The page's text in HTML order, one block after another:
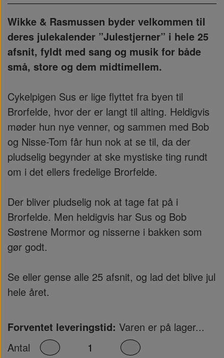
Wikke & Rasmussen byder velkommen til
deres julekalender ”Julestjerner” i hele 25
afsnit, fyldt med sang og musik for både
små, store og dem midtimellem.
Cykelpigen Sus er lige flyttet fra byen til
Brorfelde, hvor der er langt til alting. Heldigvis
møder hun nye venner, og sammen med Bob
og Nisse-Tom får hun nok at se til, da der
pludselig begynder at ske mystiske ting rundt
om i det ellers fredelige Brorfelde.
Der bliver pludselig nok at tage fat på i
Brorfelde. Men heldigvis har Sus og Bob
Søstrene Mormor og nisserne i bakken som
gør godt.
Se eller gense alle 25 afsnit, og lad det blive jul
hele året.
Forventet leveringstid: Varen er på lager...
Antal